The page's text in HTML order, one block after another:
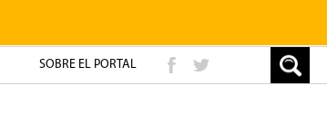
SOBRE EL PORTAL